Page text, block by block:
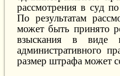
рассмотрения в суд
По результатам
может быть принято
взыскания в виде
административного
размер штрафа может